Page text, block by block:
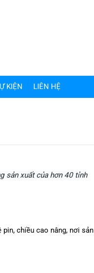
KIỆN LIÊN HỆ
sản xuất của hơn 40 tỉnh
pin, chiều cao nâng, nơi sản